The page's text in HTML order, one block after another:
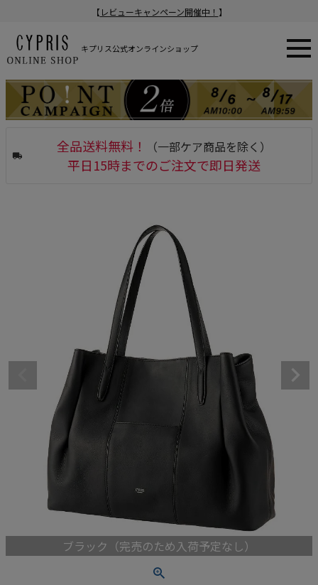
【 レビューキャンペーン開催中！ 】
キプリス公式オンラインショップ
全品送料無料！ （一部ケア商品を除く）
平日15時までのご注文で即日発送
ブラック（完売のため入荷予定なし）